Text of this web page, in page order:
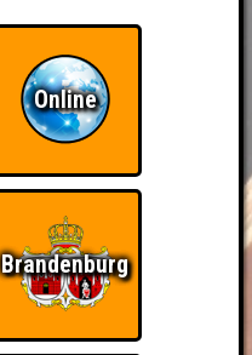
Online
Brandenburg